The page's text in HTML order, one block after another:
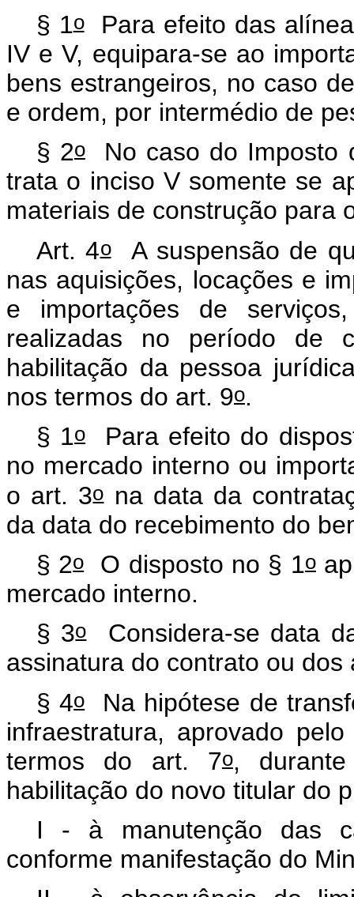
§ 1oPara efeito das
IV e V, equipara-se ao
bens estrangeiros, no caso
e ordem, por intermédio de
§ 2oNo caso do Imposto
trata o inciso V somente se
materiais de construção para
Art. 4oA suspensão de
nas aquisições, locações e
e importações de
realizadas no período de
habilitação da pessoa
nos termos do art. 9o.
§ 1oPara efeito do
no mercado interno ou
o art. 3ona data da
da data do recebimento do
§ 2oO disposto no § 1o
mercado interno.
§ 3oConsidera-se data
assinatura do contrato ou
§ 4oNa hipótese de
infraestratura, aprovado
termos do art. 7o,
habilitação do novo titular do
I - à manutenção das
conforme manifestação do